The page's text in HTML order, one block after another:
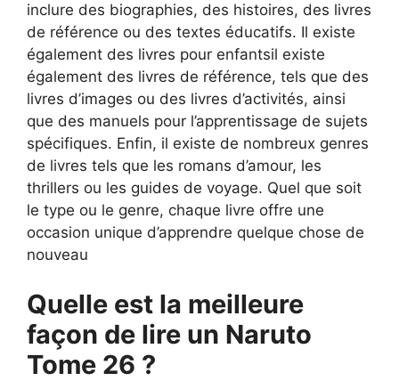
inclure des biographies, des histoires, des livres
de référence ou des textes éducatifs. Il existe
également des livres pour enfantsil existe
également des livres de référence, tels que des
livres d’images ou des livres d’activités, ainsi
que des manuels pour l’apprentissage de sujets
spécifiques. Enfin, il existe de nombreux genres
de livres tels que les romans d’amour, les
thrillers ou les guides de voyage. Quel que soit
le type ou le genre, chaque livre offre une
occasion unique d’apprendre quelque chose de
nouveau
Quelle est la meilleure
façon de lire un Naruto
Tome 26 ?